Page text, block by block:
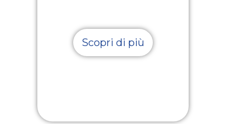
Scopri di più